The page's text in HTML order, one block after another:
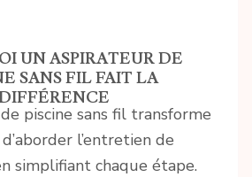
UN ASPIRATEUR DE
SANS FIL FAIT LA
piscine sans fil transforme
l’entretien de
simplifiant chaque étape.